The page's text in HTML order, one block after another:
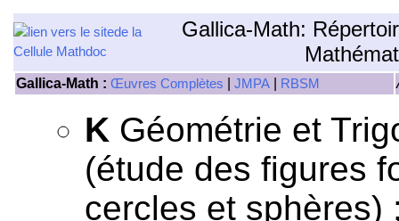
Gallica-Math:
Gallica-Math : Œuvres Complètes JMPA RBSM
K Géométrie et
(étude des figures
cercles et sphères)